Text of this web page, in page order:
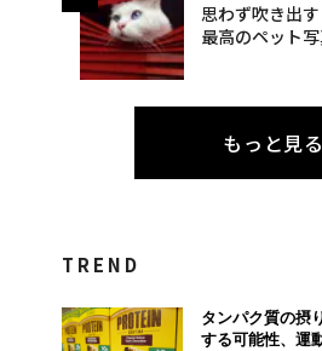
思わず吹き出
最高のペット
もっと見る
TREND
タンパク質の摂
する可能性、運